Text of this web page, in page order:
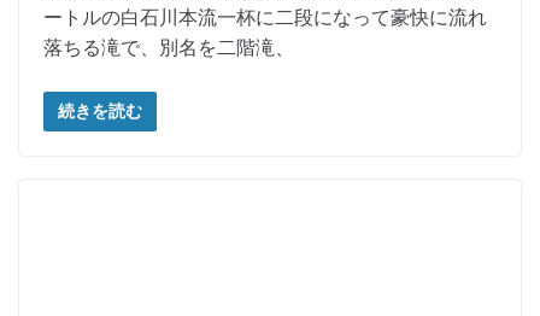
ートルの白石川本流一杯に二段になって豪快に流れ
落ちる滝で、別名を二階滝、
続きを読む